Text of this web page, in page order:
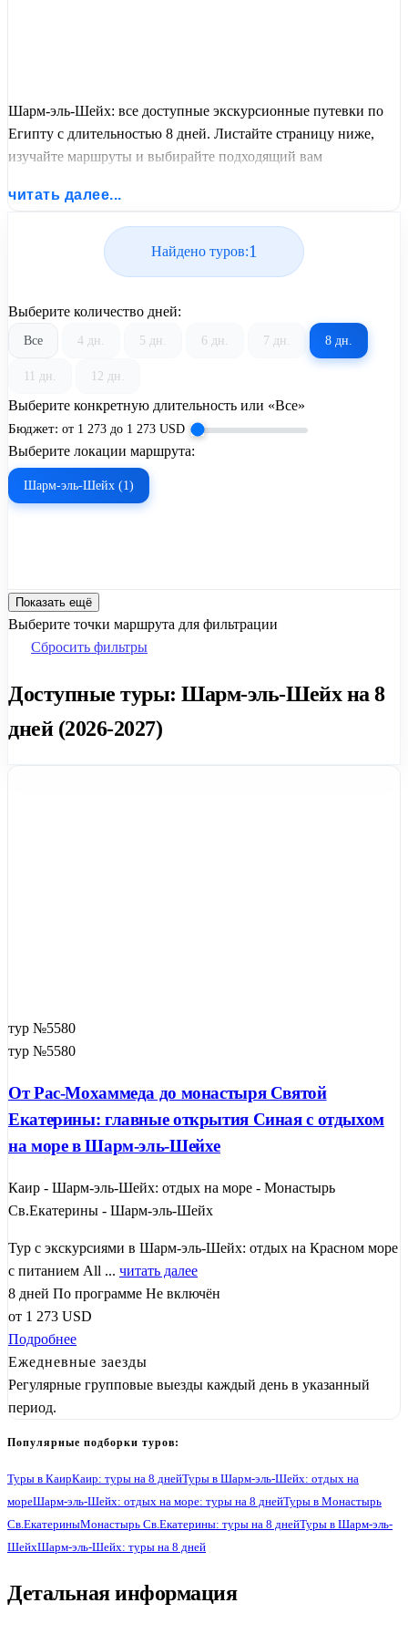
Шарм-эль-Шейх: все доступные экскурсионные путевки по
Египту с длительностью 8 дней. Листайте страницу ниже,
изучайте маршруты и выбирайте подходящий вам
United Travel Systems.
читать далее...
Найдено туров:1
Выберите количество дней:
Все 4 дн. 5 дн. 6 дн. 7 дн. 8 дн.
11 дн. 12 дн.
Выберите конкретную длительность или «Все»
Бюджет: от 1 273 до 1 273 USD
Выберите локации маршрута:
Шарм-эль-Шейх (1)
Показать ещё
Выберите точки маршрута для фильтрации
Сбросить фильтры
Доступные туры: Шарм-эль-Шейх на 8
дней (2026-2027)
тур №5580
тур №5580
От Рас-Мохаммеда до монастыря Святой
Екатерины: главные открытия Синая с отдыхом
на море в Шарм-эль-Шейхе
Каир - Шарм-эль-Шейх: отдых на море - Монастырь
Св.Екатерины - Шарм-эль-Шейх
Тур с экскурсиями в Шарм-эль-Шейх: отдых на Красном море
с питанием All ... читать далее
8 дней По программе Не включён
от 1 273 USD
Подробнее
Ежедневные заезды
Регулярные групповые выезды каждый день в указанный
период.
Популярные подборки туров:
Туры в КаирКаир: туры на 8 днейТуры в Шарм-эль-Шейх: отдых на
мореШарм-эль-Шейх: отдых на море: туры на 8 днейТуры в Монастырь
Св.ЕкатериныМонастырь Св.Екатерины: туры на 8 днейТуры в Шарм-эль-
ШейхШарм-эль-Шейх: туры на 8 дней
Детальная информация